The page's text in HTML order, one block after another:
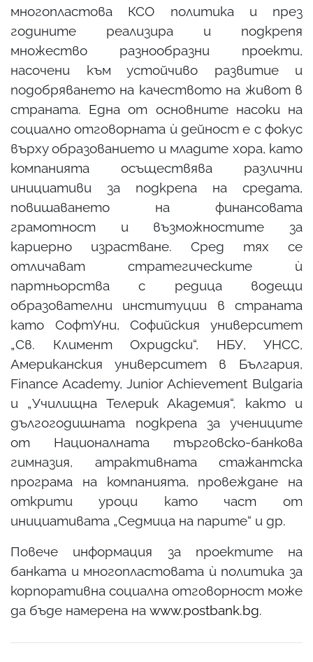
многопластова КСО политика и през
годините реализира и подкрепя
множество разнообразни проекти,
насочени към устойчиво развитие и
подобряването на качеството на живот в
страната. Една от основните насоки на
социално отговорната ѝ дейност е с фокус
върху образованието и младите хора, като
компанията осъществява различни
инициативи за подкрепа на средата,
повишаването на финансовата
грамотност и възможностите за
кариерно израстване. Сред тях се
отличават стратегическите ѝ
партньорства с редица водещи
образователни институции в страната
като СофтУни, Софийския университет
„Св. Климент Охридски“, НБУ, УНСС,
Американския университет в България,
Finance Academy, Junior Achievement Bulgaria
и „Училищна Телерик Академия“, както и
дългогодишната подкрепа за учениците
от Националната търговско-банкова
гимназия, атрактивната стажантска
програма на компанията, провеждане на
открити уроци като част от
инициативата „Седмица на парите“ и др.
Повече информация за проектите на
банката и многопластовата ѝ политика за
корпоративна социална отговорност може
да бъде намерена на www.postbank.bg.